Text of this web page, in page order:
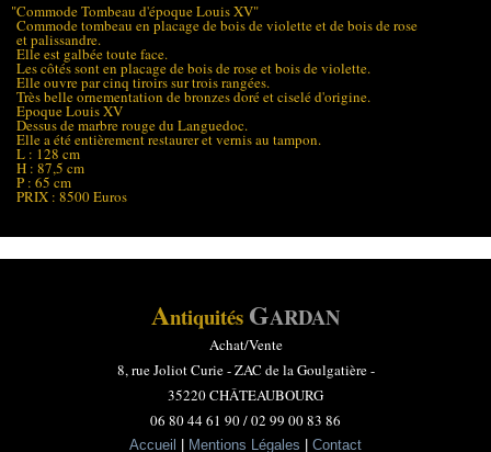
"Commode Tombeau d'époque Louis XV"
Commode tombeau en placage de bois de violette et de bois de rose
et palissandre.
Elle est galbée toute face.
Les côtés sont en placage de bois de rose et bois de violette.
Elle ouvre par cinq tiroirs sur trois rangées.
Très belle ornementation de bronzes doré et ciselé d'origine.
Epoque Louis XV
Dessus de marbre rouge du Languedoc.
Elle a été entièrement restaurer et vernis au tampon.
L : 128 cm
H : 87,5 cm
P : 65 cm
PRIX : 8500 Euros
Antiquités GARDAN
Achat/Vente
8, rue Joliot Curie -ZAC de la Goulgatière -
35220 CHÂTEAUBOURG
06 80 44 61 90 / 02 99 00 83 86
Accueil Mentions Légales Contact